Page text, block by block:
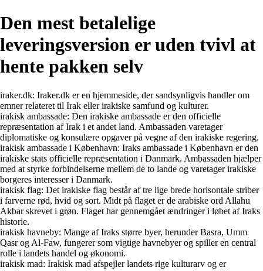
Den mest betalelige
leveringsversion er uden tvivl at
hente pakken selv
iraker.dk: Iraker.dk er en hjemmeside, der sandsynligvis handler om
emner relateret til Irak eller irakiske samfund og kulturer.
irakisk ambassade: Den irakiske ambassade er den officielle
repræsentation af Irak i et andet land. Ambassaden varetager
diplomatiske og konsulære opgaver på vegne af den irakiske regering.
irakisk ambassade i København: Iraks ambassade i København er den
irakiske stats officielle repræsentation i Danmark. Ambassaden hjælper
med at styrke forbindelserne mellem de to lande og varetager irakiske
borgeres interesser i Danmark.
irakisk flag: Det irakiske flag består af tre lige brede horisontale striber
i farverne rød, hvid og sort. Midt på flaget er de arabiske ord Allahu
Akbar skrevet i grøn. Flaget har gennemgået ændringer i løbet af Iraks
historie.
irakisk havneby: Mange af Iraks større byer, herunder Basra, Umm
Qasr og Al-Faw, fungerer som vigtige havnebyer og spiller en central
rolle i landets handel og økonomi.
irakisk mad: Irakisk mad afspejler landets rige kulturarv og er